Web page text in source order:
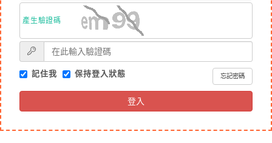
產生驗證碼
記住我 保持登入狀態 忘記密碼
登入